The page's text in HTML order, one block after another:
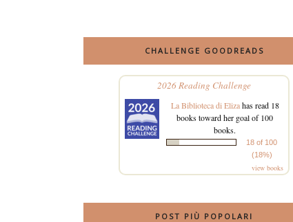
CHALLENGE GOODREADS
2026 Reading Challenge
La Biblioteca di Elizahas read 18
books toward her goal of 100
books.
18 of 100
(18%)
view books
POST PIÙ POPOLARI